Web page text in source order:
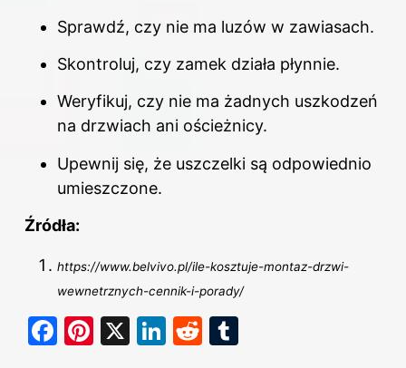
Sprawdź, czy nie ma luzów w zawiasach.
Skontroluj, czy zamek działa płynnie.
Weryfikuj, czy nie ma żadnych uszkodzeń
na drzwiach ani ościeżnicy.
Upewnij się, że uszczelki są odpowiednio
umieszczone.
Źródła:
https://www.belvivo.pl/ile-kosztuje-montaz-drzwi-
wewnetrznych-cennik-i-porady/
F
Pi X
Li R